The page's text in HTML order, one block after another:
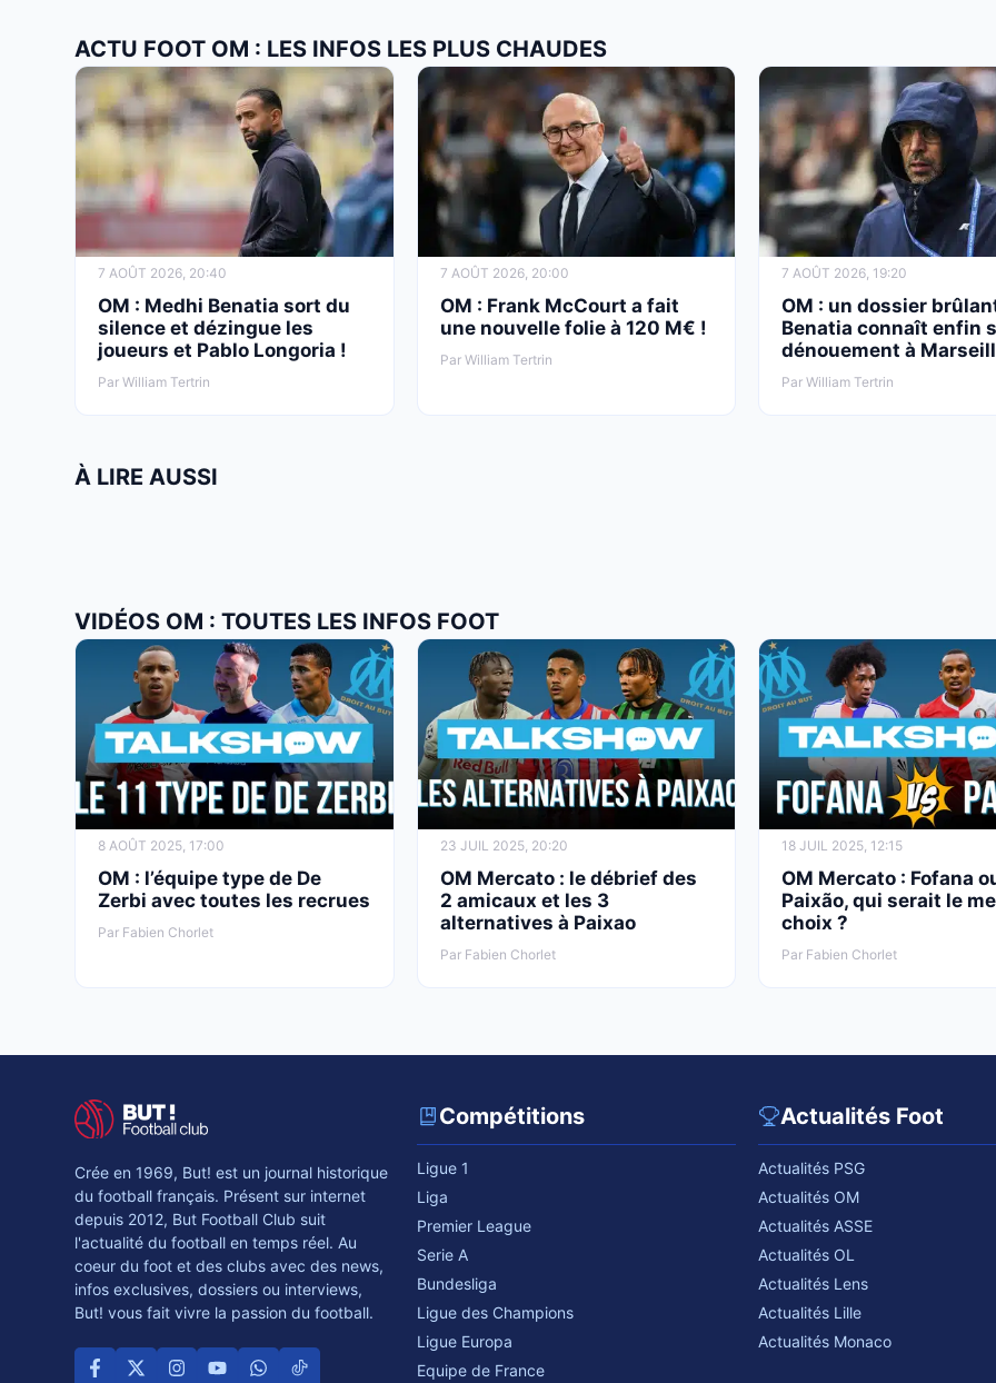
ACTU FOOT OM : LES INFOS LES PLUS CHAUDES
7 AOÛT 2026, 20:40
OM : Medhi Benatia sort du
silence et dézingue les
joueurs et Pablo Longoria !
Par William Tertrin
7 AOÛT 2026, 20:00
OM : Frank McCourt a fait
une nouvelle folie à 120 M€ !
Par William Tertrin
7 AOÛT 2026, 19:20
OM : un dossier
Benatia connaît enfin
dénouement à
Par William Tertrin
À LIRE AUSSI
VIDÉOS OM : TOUTES LES INFOS FOOT
8 AOÛT 2025, 17:00
OM : l’équipe type de De
Zerbi avec toutes les recrues
Par Fabien Chorlet
23 JUIL 2025, 20:20
OM Mercato : le débrief des
2 amicaux et les 3
alternatives à Paixao
Par Fabien Chorlet
18 JUIL 2025, 12:15
OM Mercato : Fofana
Paixão, qui serait le
choix ?
Par Fabien Chorlet
Crée en 1969, But! est un journal historique
du football français. Présent sur internet
depuis 2012, But Football Club suit
l'actualité du football en temps réel. Au
coeur du foot et des clubs avec des news,
infos exclusives, dossiers ou interviews,
But! vous fait vivre la passion du football.
Compétitions
Ligue 1
Liga
Premier League
Serie A
Bundesliga
Ligue des Champions
Ligue Europa
Equipe de France
Actualités Foot
Actualités PSG
Actualités OM
Actualités ASSE
Actualités OL
Actualités Lens
Actualités Lille
Actualités Monaco